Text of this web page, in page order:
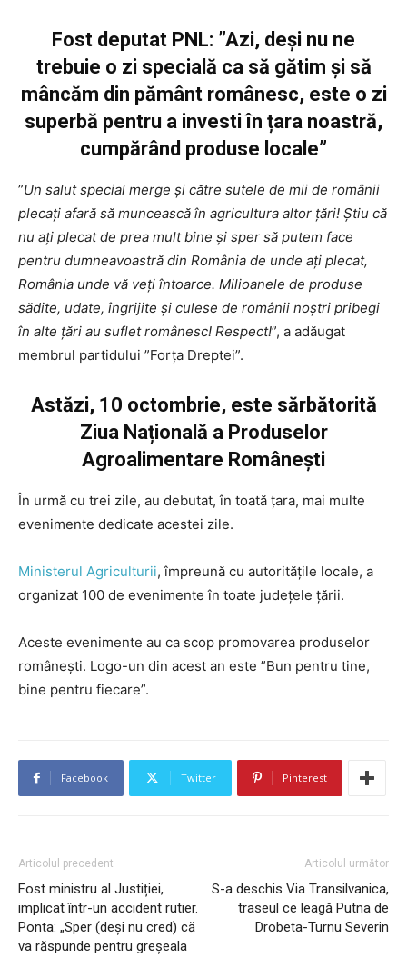
Fost deputat PNL: ”Azi, deși nu ne
trebuie o zi specială ca să gătim și să
mâncăm din pământ românesc, este o zi
superbă pentru a investi în țara noastră,
cumpărând produse locale”
”Un salut special merge și către sutele de mii de românii
plecați afară să muncească în agricultura altor țări! Știu că
nu ați plecat de prea mult bine și sper să putem face
pentru dumneavoastră din România de unde ați plecat,
România unde vă veți întoarce. Milioanele de produse
sădite, udate, îngrijite și culese de românii noștri pribegi
în alte țări au suflet românesc! Respect!”, a adăugat
membrul partidului ”Forța Dreptei”.
Astăzi, 10 octombrie, este sărbătorită
Ziua Națională a Produselor
Agroalimentare Românești
În urmă cu trei zile, au debutat, în toată țara, mai multe
evenimente dedicate acestei zile.
Ministerul Agriculturii, împreună cu autoritățile locale, a
organizat 100 de evenimente în toate județele țării.
Aceste evenimente au ca scop promovarea produselor
românești. Logo-un din acest an este ”Bun pentru tine,
bine pentru fiecare”.
Facebook Twitter Pinterest
Articolul precedent
Fost ministru al Justiției,
implicat într-un accident rutier.
Ponta: „Sper (deși nu cred) că
va răspunde pentru greșeala
Articolul următor
S-a deschis Via Transilvanica,
traseul ce leagă Putna de
Drobeta-Turnu Severin